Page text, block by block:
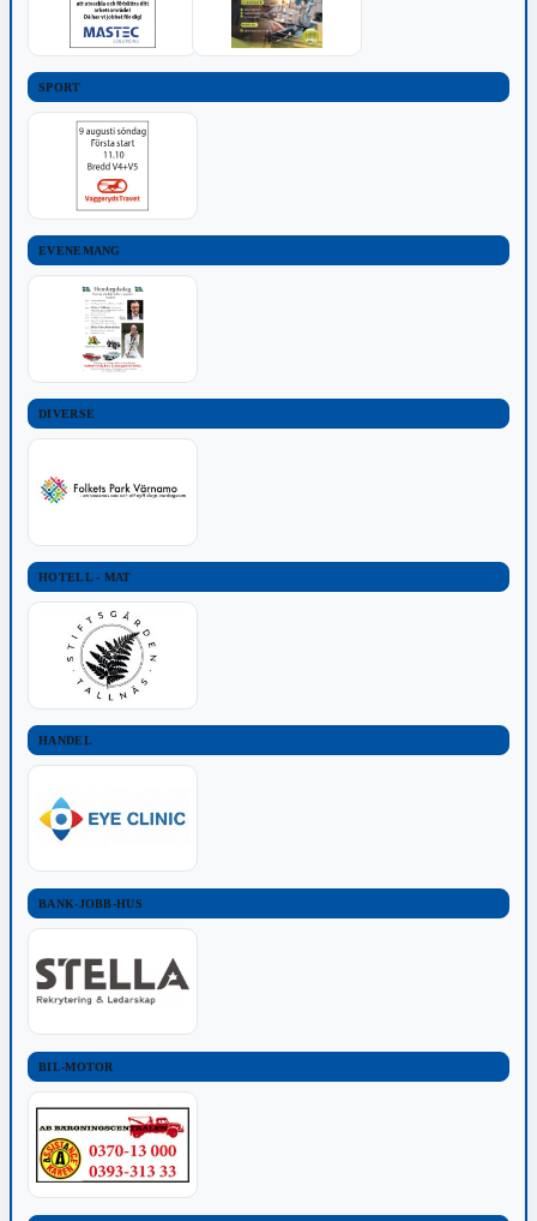
SPORT
EVENEMANG
DIVERSE
HOTELL - MAT
HANDEL
BANK-JOBB-HUS
BIL-MOTOR